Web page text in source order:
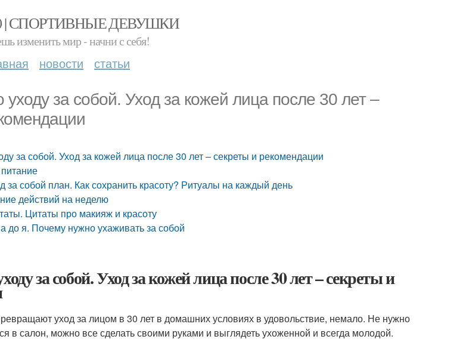
| СПОРТИВНЫЕ ДЕВУШКИ
изменить мир - начни с себя!
новости статьи
уходу за собой. Уход за кожей лица после 30 лет –
за собой. Уход за кожей лица после 30 лет – секреты и рекомендации
за собой план. Как сохранить красоту? Ритуалы на каждый день
действий на неделю
Цитаты про макияж и красоту
до я. Почему нужно ухаживать за собой
за собой. Уход за кожей лица после 30 лет – секреты и
уход за лицом в 30 лет в домашних условиях в удовольствие, немало. Не нужно
в салон, можно все сделать своими руками и выглядеть ухоженной и всегда молодой.